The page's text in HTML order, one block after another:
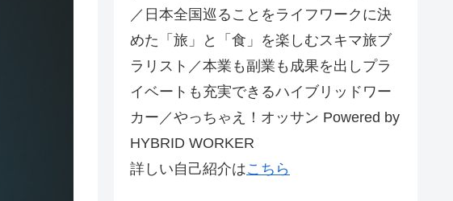
／日本全国巡ることをライフワークに決
めた「旅」と「食」を楽しむスキマ旅ブ
ラリスト／本業も副業も成果を出しプラ
イベートも充実できるハイブリッドワー
カー／やっちゃえ！オッサン Powered by
HYBRID WORKER
詳しい自己紹介はこちら